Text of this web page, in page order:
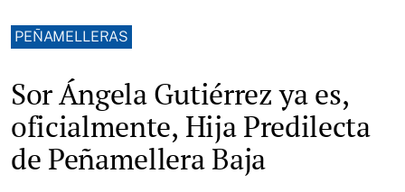
PEÑAMELLERAS
Sor Ángela Gutiérrez ya es,
oficialmente, Hija Predilecta
de Peñamellera Baja